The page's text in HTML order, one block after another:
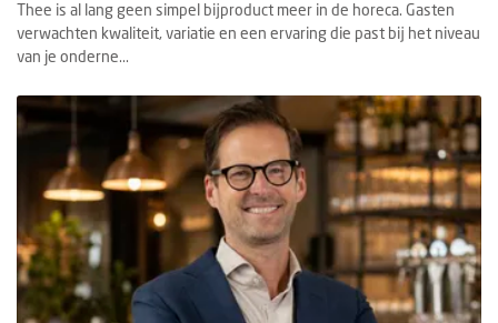
Thee is al lang geen simpel bijproduct meer in de horeca. Gasten
verwachten kwaliteit, variatie en een ervaring die past bij het niveau
van je onderne...